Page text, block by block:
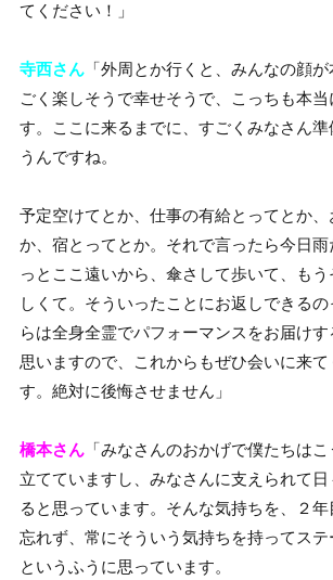
てください！」
寺西さん 「外周とか行くと、みんなの顔
ごく楽しそうで幸せそうで、こっちも本当
す。ここに来るまでに、すごくみなさん
うんですね。
予定空けてとか、仕事の有給とってとか、
か、宿とってとか。それで言ったら今日雨
っとここ遠いから、傘さして歩いて、も
しくて。そういったことにお返しできる
らは全身全霊でパフォーマンスをお届けす
思いますので、これからもぜひ会いに来て
す。絶対に後悔させません」
橋本さん 「みなさんのおかげで僕たちは
立てていますし、みなさんに支えられて
ると思っています。そんな気持ちを、２
忘れず、常にそういう気持ちを持ってス
というふうに思っています。